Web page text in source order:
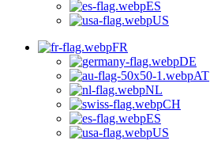
ES
US
FR
DE
AT
NL
CH
ES
US